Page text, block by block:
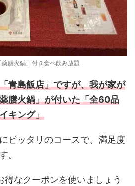
薬膳火鍋」付き食べ飲み放題
青島飯店」ですが、我が家が
膳火鍋」が付いた「全60品
キング」
ピッタリのコースで、満足度
。
得なクーポンを使いましょう